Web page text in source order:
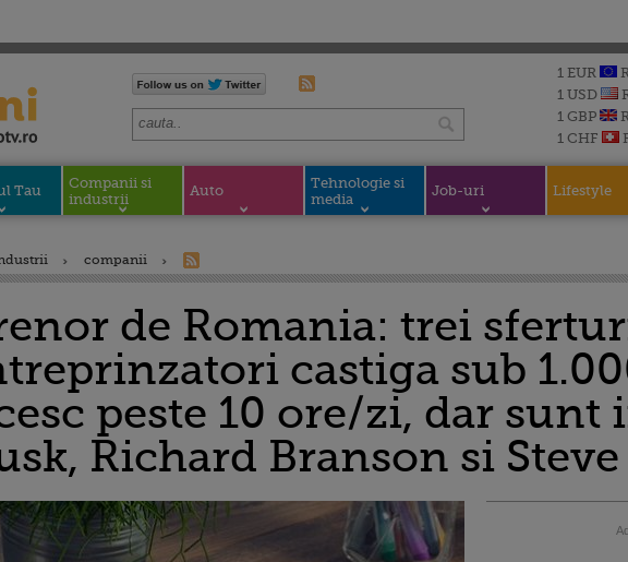
1 EUR
1 USD
1 GBP
1 CHF
Tau
Companii si
industrii
Auto
Tehnologie si
media
Job-uri Lifestyle
companii
de Romania: trei
castiga sub
peste 10 ore/zi, dar sunt
Richard Branson si Steve